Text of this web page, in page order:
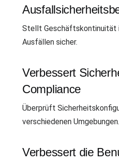
Stellt Geschäftskontinuität
Ausfällen sicher.
Verbessert
Compliance
Überprüft
verschiedenen Umgebungen.
Verbessert die